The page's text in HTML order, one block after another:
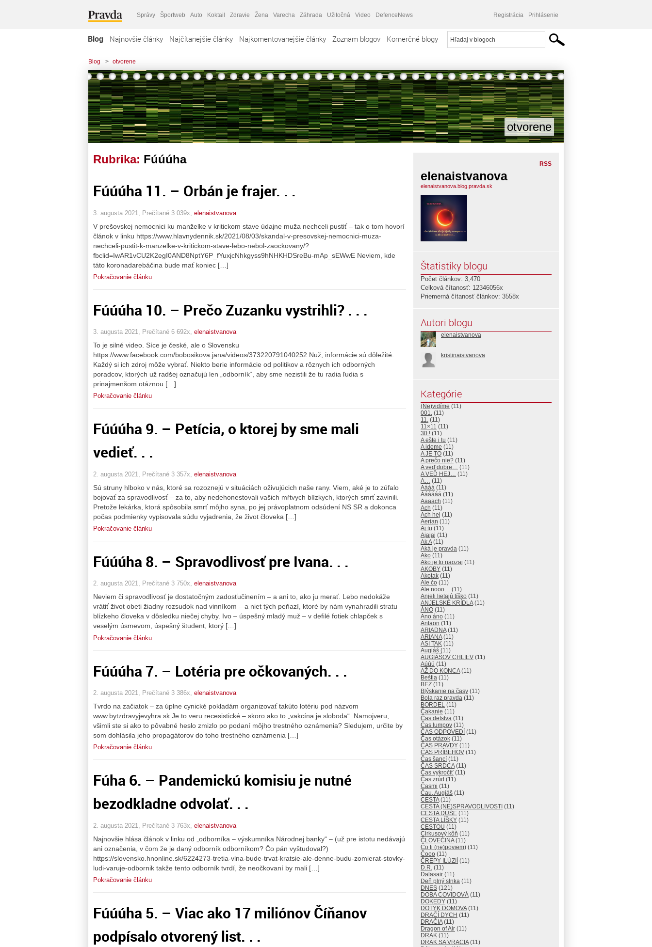
Správy Športweb Auto Koktail Zdravie Žena Varecha Záhrada Užitočná Video DefenceNews Registrácia Prihlásenie
Blog Najnovšie články Najčítanejšie články Najkomentovanejšie články Zoznam blogov Komerčné blogy
Blog > otvorene
otvorene
Rubrika: Fúúúha
Fúúúha 11. – Orbán je frajer. . .
3. augusta 2021, Prečítané 3 039x, elenaistvanova
V prešovskej nemocnici ku manželke v kritickom stave údajne muža nechceli pustiť – tak o tom hovorí
článok v linku https://www.hlavnydennik.sk/2021/08/03/skandal-v-presovskej-nemocnici-muza-
nechceli-pustit-k-manzelke-v-kritickom-stave-lebo-nebol-zaockovany/?
fbclid=IwAR1vCU2K2egI0AND8NptY6P_fYuxjcNhkgyss9hNHKHDSreBu-mAp_sEWwE Neviem, kde
táto koronadarebáčina bude mať koniec […]
Pokračovanie článku
Fúúúha 10. – Prečo Zuzanku vystrihli? . . .
3. augusta 2021, Prečítané 6 692x, elenaistvanova
To je silné video. Síce je české, ale o Slovensku
https://www.facebook.com/bobosikova.jana/videos/373220791040252 Nuž, informácie sú dôležité.
Každý si ich zdroj môže vybrať. Niekto berie informácie od politikov a rôznych ich odborných
poradcov, ktorých už radšej označujú len „odborník“, aby sme nezistili že tu radia ľudia s
prinajmenšom otáznou […]
Pokračovanie článku
Fúúúha 9. – Petícia, o ktorej by sme mali
vedieť. . .
2. augusta 2021, Prečítané 3 357x, elenaistvanova
Sú struny hlboko v nás, ktoré sa rozoznejú v situáciách oživujúcich naše rany. Viem, aké je to zúfalo
bojovať za spravodlivosť – za to, aby nedehonestovali vašich mŕtvych blízkych, ktorých smrť zavinili.
Pretože lekárka, ktorá spôsobila smrť môjho syna, po jej právoplatnom odsúdení NS SR a dokonca
počas podmienky vypisovala súdu vyjadrenia, že život človeka […]
Pokračovanie článku
Fúúúha 8. – Spravodlivosť pre Ivana. . .
2. augusta 2021, Prečítané 3 750x, elenaistvanova
Neviem či spravodlivosť je dostatočným zadosťučinením – a ani to, ako ju merať. Lebo nedokáže
vrátiť život obeti žiadny rozsudok nad vinníkom – a niet tých peňazí, ktoré by nám vynahradili stratu
blízkeho človeka v dôsledku niečej chyby. Ivo – úspešný mladý muž – v defilé fotiek chlapček s
veselým úsmevom, úspešný študent, ktorý […]
Pokračovanie článku
Fúúúha 7. – Lotéria pre očkovaných. . .
2. augusta 2021, Prečítané 3 386x, elenaistvanova
Tvrdo na začiatok – za úplne cynické pokladám organizovať takúto lotériu pod názvom
www.bytzdravyjevyhra.sk Je to veru recesistické – skoro ako to „vakcína je sloboda“. Namojveru,
všimli ste si ako to pôvabné heslo zmizlo po podaní môjho trestného oznámenia? Sledujem, určite by
som dohlásila jeho propagátorov do toho trestného oznámenia […]
Pokračovanie článku
Fúha 6. – Pandemickú komisiu je nutné
bezodkladne odvolať. . .
2. augusta 2021, Prečítané 3 763x, elenaistvanova
Najnovšie hlása článok v linku od „odborníka – výskumníka Národnej banky“ – (už pre istotu nedávajú
ani označenia, v čom že je daný odborník odborníkom? Čo pán vyštudoval?)
https://slovensko.hnonline.sk/6224273-tretia-vlna-bude-trvat-kratsie-ale-denne-budu-zomierat-stovky-
ludi-varuje-odbornik takže tento odborník tvrdí, že neočkovaní by mali […]
Pokračovanie článku
Fúúúha 5. – Viac ako 17 miliónov Číňanov
podpísalo otvorený list. . .
RSS
elenaistvanova
elenaistvanova.blog.pravda.sk
Štatistiky blogu
Počet článkov: 3,470
Celková čítanosť: 12346056x
Priemerná čítanosť článkov: 3558x
Autori blogu
elenaistvanova
kristinaistvanova
Kategórie
(Ne)vidíme (11)
001. (11)
11. (11)
11×11 (11)
30.! (11)
A ešte i tu (11)
A ideme (11)
A JE TO (11)
A prečo nie? (11)
A veď dobre… (11)
A VEĎ HEJ… (11)
A… (11)
Aááá (11)
Áááááá (11)
Aaaach (11)
Ach (11)
Ach hej (11)
Aerian (11)
Aj tu (11)
Ajajaj (11)
Ak A(11)
Aká je pravda (11)
Ako (11)
Ako je to naozaj (11)
AKOBY (11)
Akotak (11)
Ale čo (11)
Ale nooo… (11)
Anjeli lietajú tíško (11)
ANJELSKÉ KRÍDLA(11)
ÁNO (11)
Ano áno (11)
Antaon (11)
ARIADNA(11)
ARIANA(11)
ASI TAK (11)
Augiáš (11)
AUGIÁŠOV CHLIEV (11)
Aúúú (11)
AŽ DO KONCA(11)
Beštia (11)
BEZ (11)
Blýskanie na časy (11)
Bola raz pravda (11)
BORDEL (11)
Čakanie (11)
Čas detstva (11)
Čas lumpov (11)
ČAS ODPOVEDÍ (11)
Čas otázok (11)
ČAS PRAVDY (11)
ČAS PRÍBEHOV (11)
Čas šancí (11)
ČAS SRDCA(11)
Čas vykročiť (11)
Čas zrúd (11)
Časmi (11)
Čau, Augiáš (11)
CESTA(11)
CESTA (NE)SPRAVODLIVOSTI (11)
CESTA DUŠE (11)
CESTA LÍŠKY (11)
CESTOU (11)
Cirkusový kôň (11)
ČLOVEČINA(11)
Čo ti (ne)poviem) (11)
Čooo (11)
ČREPY ILÚZIÍ
(11)
D.R. (11)
Dalasair (11)
Deň plný slnka (11)
DNES (121)
DOBA COVIDOVÁ (11)
DOKEDY (11)
DOTYK DOMOVA(11)
DRAČÍ DYCH (11)
DRAČIA(11)
Dragon of Air (11)
DRAK (11)
DRAK SA VRACIA(11)